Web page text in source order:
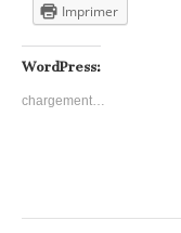
Imprimer
WordPress:
chargement…